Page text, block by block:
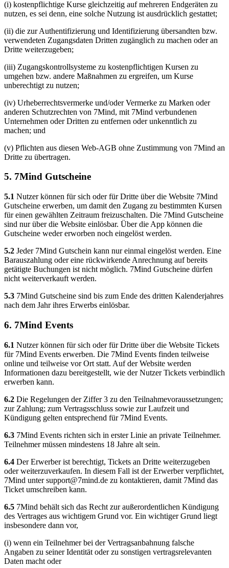
(i) kostenpflichtige Kurse gleichzeitig auf mehreren Endgeräten zu
nutzen, es sei denn, eine solche Nutzung ist ausdrücklich gestattet;
(ii) die zur Authentifizierung und Identifizierung übersandten bzw.
verwendeten Zugangsdaten Dritten zugänglich zu machen oder an
Dritte weiterzugeben;
(iii) Zugangskontrollsysteme zu kostenpflichtigen Kursen zu
umgehen bzw. andere Maßnahmen zu ergreifen, um Kurse
unberechtigt zu nutzen;
(iv) Urheberrechtsvermerke und/oder Vermerke zu Marken oder
anderen Schutzrechten von 7Mind, mit 7Mind verbundenen
Unternehmen oder Dritten zu entfernen oder unkenntlich zu
machen; und
(v) Pflichten aus diesen Web-AGB ohne Zustimmung von 7Mind an
Dritte zu übertragen.
5. 7Mind Gutscheine
5.1 Nutzer können für sich oder für Dritte über die Website 7Mind
Gutscheine erwerben, um damit den Zugang zu bestimmten Kursen
für einen gewählten Zeitraum freizuschalten. Die 7Mind Gutscheine
sind nur über die Website einlösbar. Über die App können die
Gutscheine weder erworben noch eingelöst werden.
5.2 Jeder 7Mind Gutschein kann nur einmal eingelöst werden. Eine
Barauszahlung oder eine rückwirkende Anrechnung auf bereits
getätigte Buchungen ist nicht möglich. 7Mind Gutscheine dürfen
nicht weiterverkauft werden.
5.3 7Mind Gutscheine sind bis zum Ende des dritten Kalenderjahres
nach dem Jahr ihres Erwerbs einlösbar.
6. 7Mind Events
6.1 Nutzer können für sich oder für Dritte über die Website Tickets
für 7Mind Events erwerben. Die 7Mind Events finden teilweise
online und teilweise vor Ort statt. Auf der Website werden
Informationen dazu bereitgestellt, wie der Nutzer Tickets verbindlich
erwerben kann.
6.2 Die Regelungen der Ziffer 3 zu den Teilnahmevoraussetzungen;
zur Zahlung; zum Vertragsschluss sowie zur Laufzeit und
Kündigung gelten entsprechend für 7Mind Events.
6.3 7Mind Events richten sich in erster Linie an private Teilnehmer.
Teilnehmer müssen mindestens 18 Jahre alt sein.
6.4 Der Erwerber ist berechtigt, Tickets an Dritte weiterzugeben
oder weiterzuverkaufen. In diesem Fall ist der Erwerber verpflichtet,
7Mind untersupport@7mind.de zu kontaktieren, damit 7Mind das
Ticket umschreiben kann.
6.5 7Mind behält sich das Recht zur außerordentlichen Kündigung
des Vertrages aus wichtigem Grund vor. Ein wichtiger Grund liegt
insbesondere dann vor,
(i) wenn ein Teilnehmer bei der Vertragsanbahnung falsche
Angaben zu seiner Identität oder zu sonstigen vertragsrelevanten
Daten macht oder